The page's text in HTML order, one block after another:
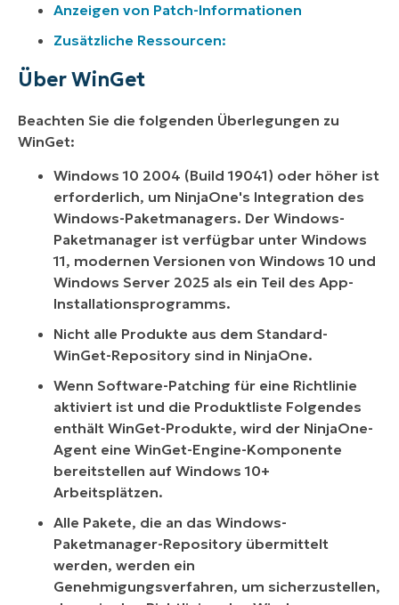
Anzeigen von Patch-Informationen
Zusätzliche Ressourcen:
Über WinGet
Beachten Sie die folgenden Überlegungen zu
WinGet:
Windows 10 2004 (Build 19041) oder höher ist
erforderlich, um NinjaOne's Integration des
Windows-Paketmanagers. Der Windows-
Paketmanager ist verfügbar unter Windows
11, modernen Versionen von Windows 10 und
Windows Server 2025 als ein Teil des App-
Installationsprogramms.
Nicht alle Produkte aus dem Standard-
WinGet-Repository sind in NinjaOne.
Wenn Software-Patching für eine Richtlinie
aktiviert ist und die Produktliste Folgendes
enthält WinGet-Produkte, wird der NinjaOne-
Agent eine WinGet-Engine-Komponente
bereitstellen auf Windows 10+
Arbeitsplätzen.
Alle Pakete, die an das Windows-
Paketmanager-Repository übermittelt
werden, werden ein
Genehmigungsverfahren, um sicherzustellen,